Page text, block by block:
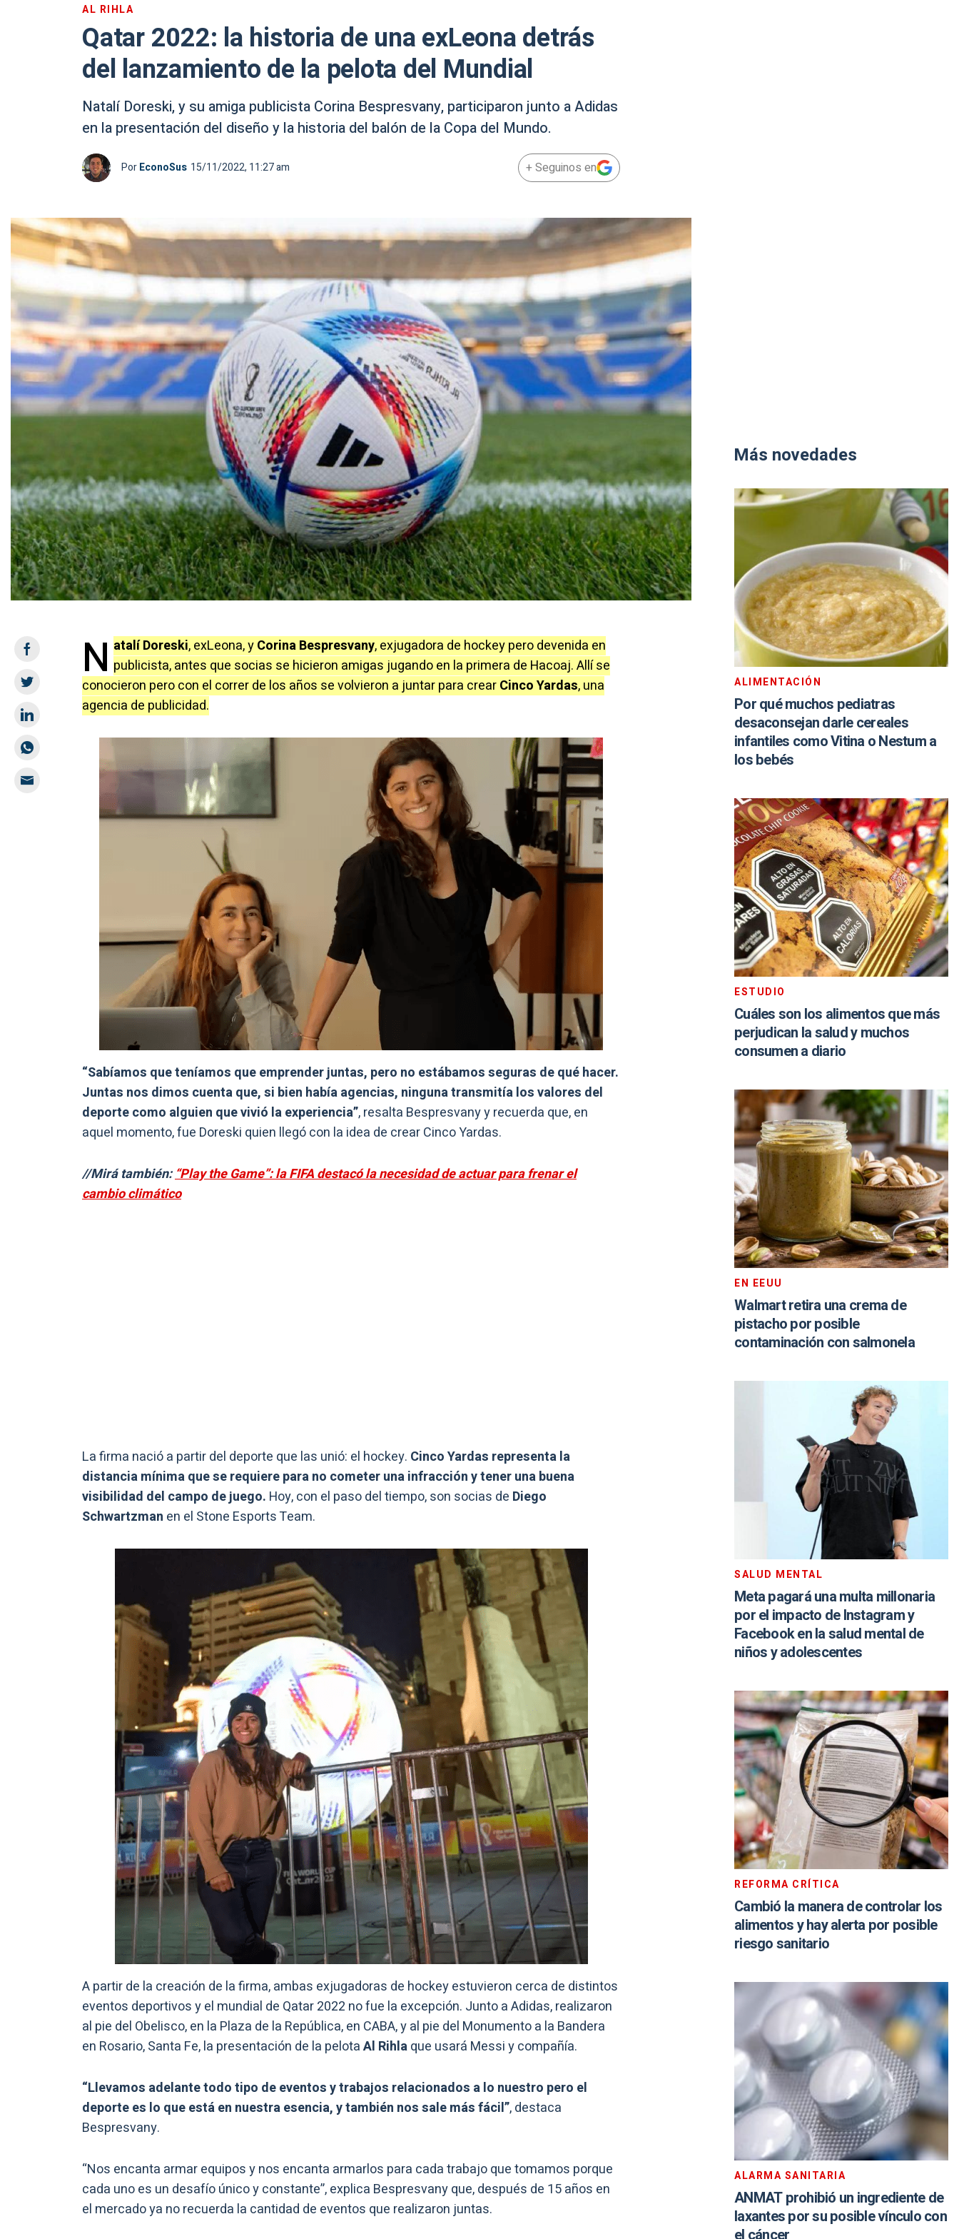
AL RIHLA
Qatar 2022: la historia de una exLeona detrás
del lanzamiento de la pelota del Mundial
Natalí Doreski, y su amiga publicista Corina Bespresvany, participaron junto a Adidas
en la presentación del diseño y la historia del balón de la Copa del Mundo.
PorEconoSus 15/11/2022, 11:27 am + Seguinos en
N atalí Doreski, exLeona, yCorina Bespresvany, exjugadora de hockey pero devenida en
publicista, antes que socias se hicieron amigas jugando en la primera de Hacoaj. Allí se
conocieron pero con el correr de los años se volvieron a juntar para crearCinco Yardas, una
agencia de publicidad.
“Sabíamos que teníamos que emprender juntas, pero no estábamos seguras de qué hacer.
Juntas nos dimos cuenta que, si bien había agencias, ninguna transmitía los valores del
deporte como alguien que vivió la experiencia”, resalta Bespresvany y recuerda que, en
aquel momento, fue Doreski quien llegó con la idea de crear Cinco Yardas.
//Mirá también:“Play the Game”: la FIFA destacó la necesidad de actuar para frenar el
cambio climático
La firma nació a partir del deporte que las unió: el hockey. Cinco Yardas representa la
distancia mínima que se requiere para no cometer una infracción y tener una buena
visibilidad del campo de juego. Hoy, con el paso del tiempo, son socias de Diego
Schwartzman en el Stone Esports Team.
A partir de la creación de la firma, ambas exjugadoras de hockey estuvieron cerca de distintos
eventos deportivos y el mundial de Qatar 2022 no fue la excepción. Junto a Adidas, realizaron
al pie del Obelisco, en la Plaza de la República, en CABA, y al pie del Monumento a la Bandera
en Rosario, Santa Fe, la presentación de la pelotaAl Rihlaque usará Messi y compañía.
“Llevamos adelante todo tipo de eventos y trabajos relacionados a lo nuestro pero el
deporte es lo que está en nuestra esencia, y también nos sale más fácil”, destaca
Bespresvany.
“Nos encanta armar equipos y nos encanta armarlos para cada trabajo que tomamos porque
cada uno es un desafío único y constante”, explica Bespresvany que, después de 15 años en
el mercado ya no recuerda la cantidad de eventos que realizaron juntas.
Más novedades
ALIMENTACIÓN
Por qué muchos pediatras
desaconsejan darle cereales
infantiles como Vitina o Nestum a
los bebés
ESTUDIO
Cuáles son los alimentos que más
perjudican la salud y muchos
consumen a diario
EN EEUU
Walmart retira una crema de
pistacho por posible
contaminación con salmonela
SALUD MENTAL
Meta pagará una multa millonaria
por el impacto de Instagram y
Facebook en la salud mental de
niños y adolescentes
REFORMA CRÍTICA
Cambió la manera de controlar los
alimentos y hay alerta por posible
riesgo sanitario
ALARMA SANITARIA
ANMAT prohibió un ingrediente de
laxantes por su posible vínculo con